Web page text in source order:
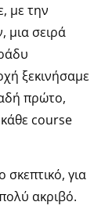
με την
μια σειρά
ξεκινήσαμε
πρώτο,
κάθε course
για
ακριβό.